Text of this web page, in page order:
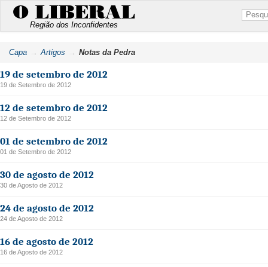
O LIBERAL
Região dos Inconfidentes
Capa Artigos Notas da Pedra
19 de setembro de 2012
19 de Setembro de 2012
12 de setembro de 2012
12 de Setembro de 2012
01 de setembro de 2012
01 de Setembro de 2012
30 de agosto de 2012
30 de Agosto de 2012
24 de agosto de 2012
24 de Agosto de 2012
16 de agosto de 2012
16 de Agosto de 2012